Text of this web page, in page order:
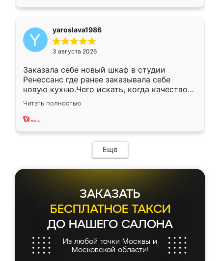
yaroslava1986
3 августа 2026
Заказала себе новый шкаф в студии
Ренессанс где ранее заказывала себе
новую кухню.Чего искать, когда качеством
вполне довольна. Служит кухня уже почти
два года, нареканий нет.
Читать полностью
Еще
ЗАКАЗАТЬ
БЕСПЛАТНОЕ ТАКСИ
ДО НАШЕГО САЛОНА
Из любой точки Москвы и
Московской области!